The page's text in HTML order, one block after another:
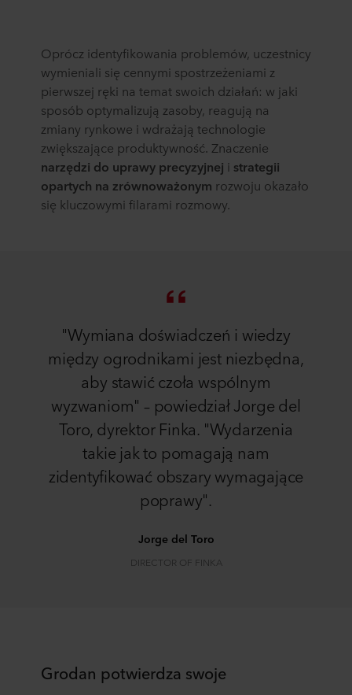
Oprócz identyfikowania problemów, uczestnicy
wymieniali się cennymi spostrzeżeniami z
pierwszej ręki na temat swoich działań: w jaki
sposób optymalizują zasoby, reagują na
zmiany rynkowe i wdrażają technologie
zwiększające produktywność. Znaczenie
narzędzi do uprawy precyzyjnej i strategii
opartych na zrównoważonym rozwoju okazało
się kluczowymi filarami rozmowy.
"Wymiana doświadczeń i wiedzy
między ogrodnikami jest niezbędna,
aby stawić czoła wspólnym
wyzwaniom" – powiedział Jorge del
Toro, dyrektor Finka. "Wydarzenia
takie jak to pomagają nam
zidentyfikować obszary wymagające
poprawy".
Jorge del Toro
DIRECTOR OF FINKA
Grodan potwierdza swoje